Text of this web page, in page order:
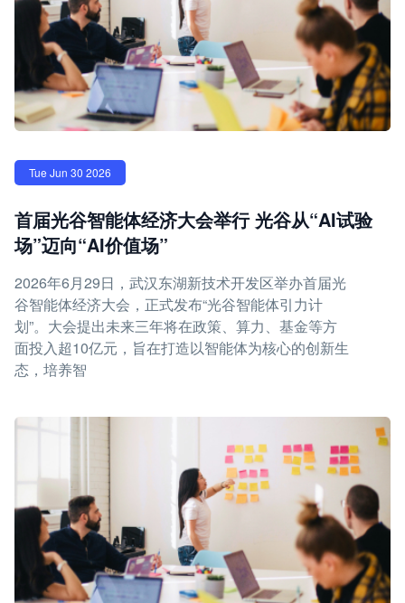
Tue Jun 30 2026
首届光谷智能体经济大会举行 光谷从“AI试验
场”迈向“AI价值场”
2026年6月29日，武汉东湖新技术开发区举办首届光
谷智能体经济大会，正式发布“光谷智能体引力计
划”。大会提出未来三年将在政策、算力、基金等方
面投入超10亿元，旨在打造以智能体为核心的创新生
态，培养智